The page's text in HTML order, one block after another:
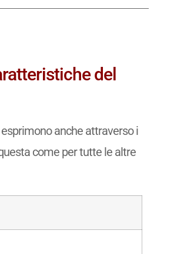
del
anche attraverso i
come per tutte le altre